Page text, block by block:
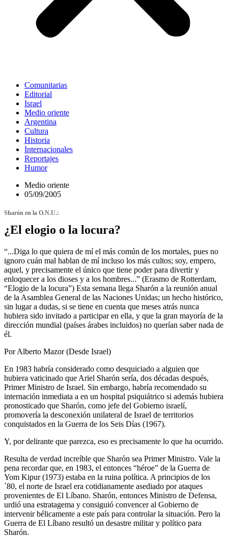
Comunitarias
Editorial
Israel
Medio oriente
Argentina
Cultura
Historia
Internacionales
Reportajes
Humor
Medio oriente
05/09/2005
Sharón en la O.N.U.:
¿El elogio o la locura?
“...Diga lo que quiera de mí el más común de los mortales, pues no
ignoro cuán mal hablan de mí incluso los más cultos; soy, empero,
aquel, y precisamente el único que tiene poder para divertir y
enloquecer a los dioses y a los hombres...” (Erasmo de Rotterdam,
“Elogio de la locura”) Esta semana llega Sharón a la reunión anual
de la Asamblea General de las Naciones Unidas; un hecho histórico,
sin lugar a dudas, si se tiene en cuenta que meses atrás nunca
hubiera sido invitado a participar en ella, y que la gran mayoría de la
dirección mundial (países árabes incluidos) no querían saber nada de
él.
Por Alberto Mazor (Desde Israel)
En 1983 habría considerado como desquiciado a alguien que
hubiera vaticinado que Ariel Sharón sería, dos décadas después,
Primer Ministro de Israel. Sin embargo, habría recomendado su
internación inmediata a en un hospital psiquiátrico si además hubiera
pronosticado que Sharón, como jefe del Gobierno israelí,
promovería la desconexión unilateral de Israel de territorios
conquistados en la Guerra de los Seis Días (1967).
Y, por delirante que parezca, eso es precisamente lo que ha ocurrido.
Resulta de verdad increíble que Sharón sea Primer Ministro. Vale la
pena recordar que, en 1983, el entonces “héroe” de la Guerra de
Yom Kipur (1973) estaba en la ruina política. A principios de los
´80, el norte de Israel era cotidianamente asediado por ataques
provenientes de El Líbano. Sharón, entonces Ministro de Defensa,
urdió una estratagema y consiguió convencer al Gobierno de
intervenir bélicamente a este país para controlar la situación. Pero la
Guerra de El Líbano resultó un desastre militar y político para
Sharón.